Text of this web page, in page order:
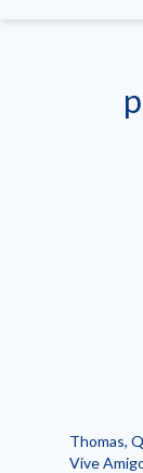
Thomas,
Vive